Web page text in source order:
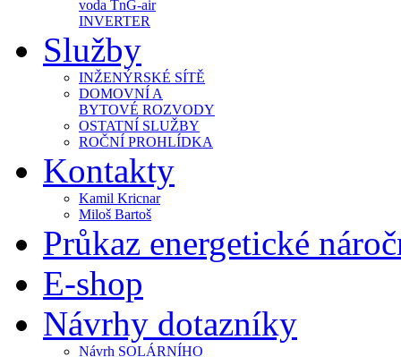
voda TnG-air
INVERTER
Služby
INŽENÝRSKÉ SÍTĚ
DOMOVNÍ A
BYTOVÉ ROZVODY
OSTATNÍ SLUŽBY
ROČNÍ PROHLÍDKA
Kontakty
Kamil Kricnar
Miloš Bartoš
Průkaz energetické
E-shop
Návrhy dotazníky
Návrh SOLÁRNÍHO